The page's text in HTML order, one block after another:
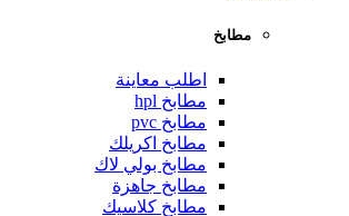
مطابخ
اطلب معاينة
مطابخ hpl
مطابخ pvc
مطابخ اكريلك
مطابخ بولي لاك
مطابخ جاهزة
مطابخ كلاسيك